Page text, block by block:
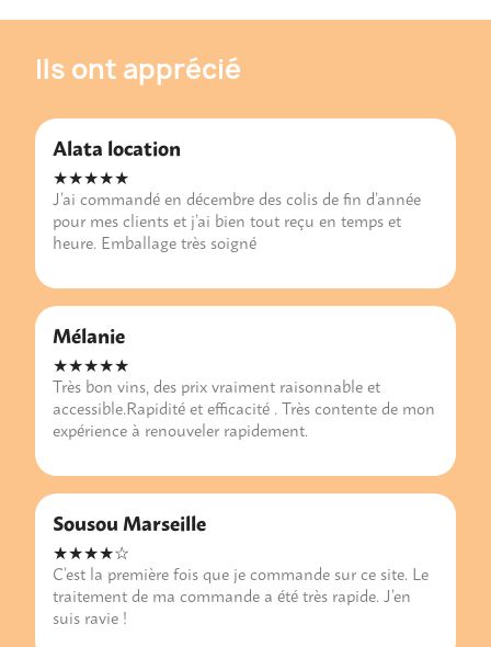
Ils ont apprécié
Alata location
★★★★★
J’ai commandé en décembre des colis de fin d’année
pour mes clients et j’ai bien tout reçu en temps et
heure. Emballage très soigné
Mélanie
★★★★★
Très bon vins, des prix vraiment raisonnable et
accessible.Rapidité et efficacité . Très contente de mon
expérience à renouveler rapidement.
Sousou Marseille
★★★★☆
C’est la première fois que je commande sur ce site. Le
traitement de ma commande a été très rapide. J’en
suis ravie !